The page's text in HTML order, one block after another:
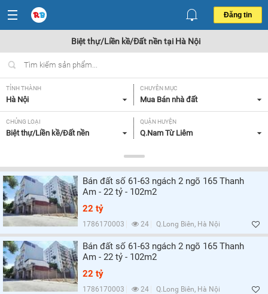
Đăng tin
Biệt thự/Liền kề/Đất nền tại Hà Nội
TỈNH THÀNH
Hà Nội
CHUYÊN MỤC
Mua Bán nhà đất
CHỦNG LOẠI
Biệt thự/Liền kề/Đất nền
QUẬN HUYỆN
Q.Nam Từ Liêm
Tất cả
MỨC GIÁ
Tất cả
MẶT TIỀN
Tất cả
HƯỚNG
GIẤY TỜ PHÁP LÝ
Tất cả
Bán đất số 61-63 ngách 2 ngõ 165 Thanh
Am - 22 tỷ - 102m2
22 tỷ
1786170003 24 Q.Long Biên, Hà Nội
Bán đất số 61-63 ngách 2 ngõ 165 Thanh
Am - 22 tỷ - 102m2
22 tỷ
1786170003 24 Q.Long Biên, Hà Nội